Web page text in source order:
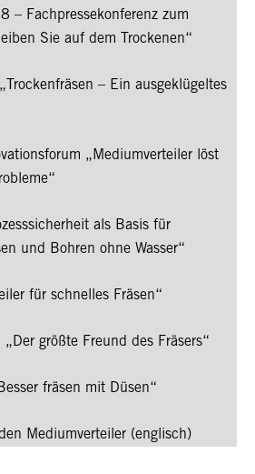
Fachpressekonferenz zum
Sie auf dem Trockenen“
– Ein ausgeklügeltes
„Mediumverteiler löst
als Basis für
und Bohren ohne Wasser“
für schnelles Fräsen“
größte Freund des Fräsers“
fräsen mit Düsen“
Mediumverteiler (englisch)